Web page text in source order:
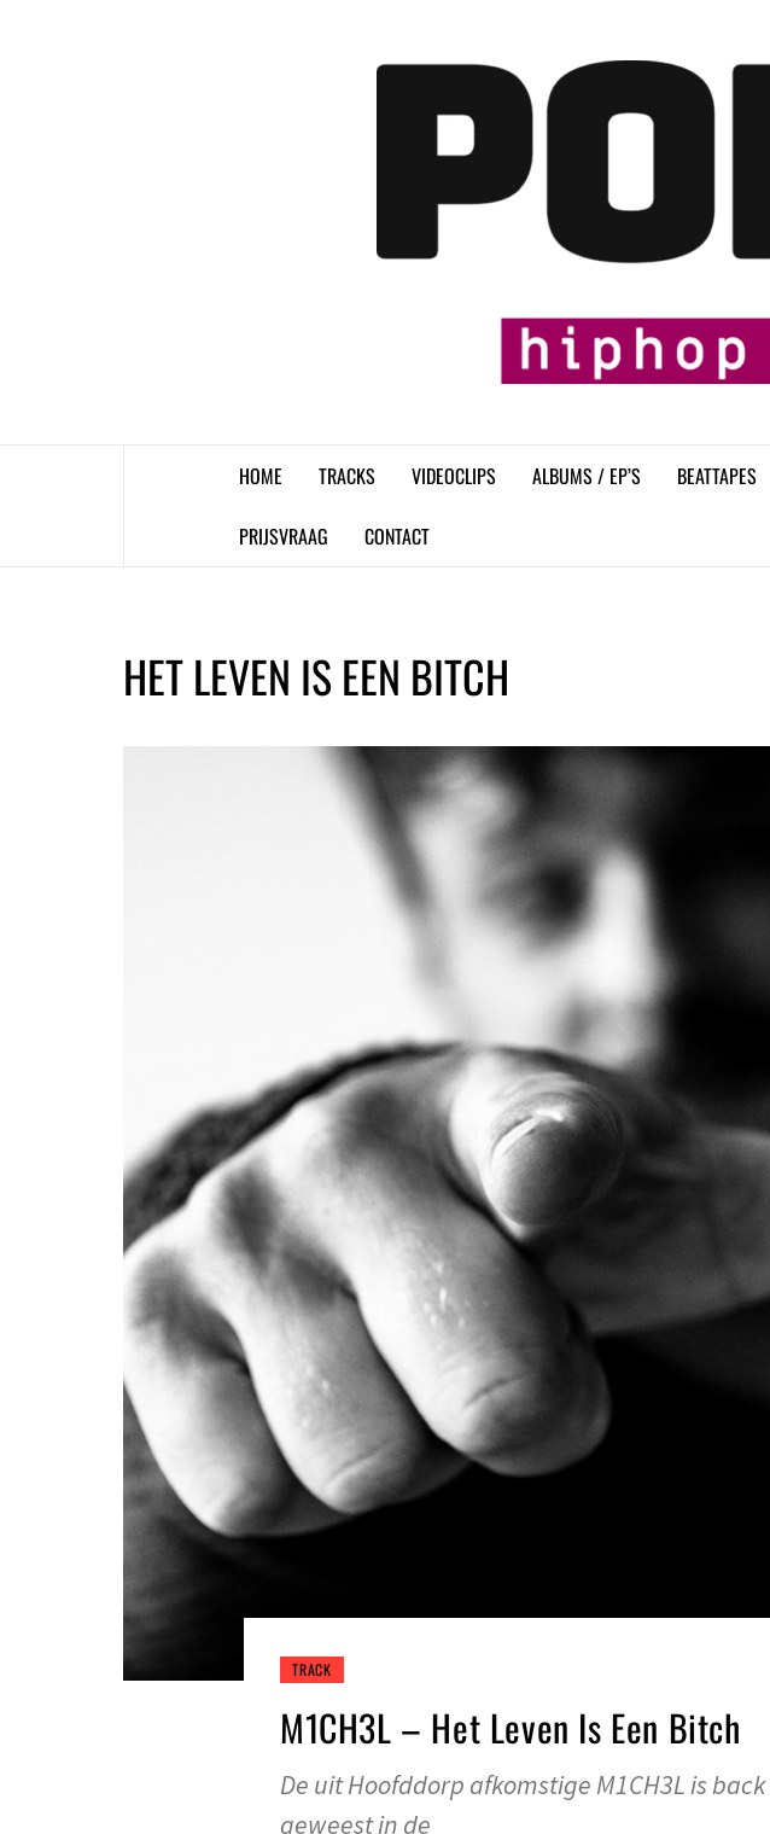
HOME TRACKS VIDEOCLIPS ALBUMS / EP’S BEATTAPES
PRIJSVRAAG CONTACT
HET LEVEN IS EEN BITCH
TRACK
M1CH3L – Het Leven Is Een Bitch
De uit Hoofddorp afkomstige M1CH3L is
geweest in de